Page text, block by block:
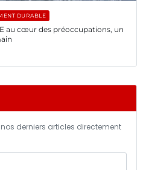
DURABLE
au cœur des préoccupations, un
derniers articles directement